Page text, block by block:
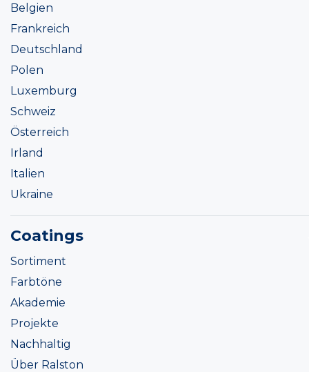
Belgien
Frankreich
Deutschland
Polen
Luxemburg
Schweiz
Österreich
Irland
Italien
Ukraine
Coatings
Sortiment
Farbtöne
Akademie
Projekte
Nachhaltig
Über Ralston